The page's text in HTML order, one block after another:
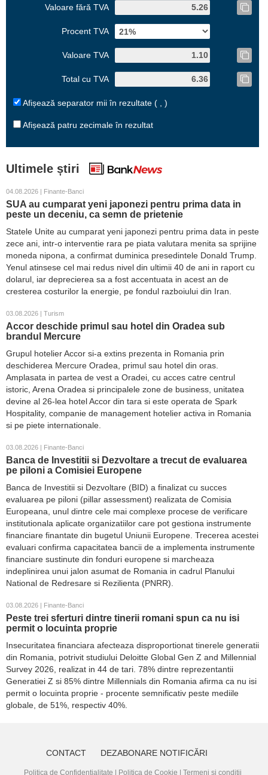
Valoare fără TVA
Procent TVA
Valoare TVA
Total cu TVA
Afișează separator mii în rezultate ( , )
Afișează patru zecimale în rezultat
Ultimele știri
04.08.2026 | Finante-Banci
SUA au cumparat yeni japonezi pentru prima data in
peste un deceniu, ca semn de prietenie
Statele Unite au cumparat yeni japonezi pentru prima data in peste
zece ani, intr-o interventie rara pe piata valutara menita sa sprijine
moneda nipona, a confirmat duminica presedintele Donald Trump.
Yenul atinsese cel mai redus nivel din ultimii 40 de ani in raport cu
dolarul, iar deprecierea sa a fost accentuata in acest an de
cresterea costurilor la energie, pe fondul razboiului din Iran.
03.08.2026 | Turism
Accor deschide primul sau hotel din Oradea sub
brandul Mercure
Grupul hotelier Accor si-a extins prezenta in Romania prin
deschiderea Mercure Oradea, primul sau hotel din oras.
Amplasata in partea de vest a Oradei, cu acces catre centrul
istoric, Arena Oradea si principalele zone de business, unitatea
devine al 26-lea hotel Accor din tara si este operata de Spark
Hospitality, companie de management hotelier activa in Romania
si pe piete internationale.
03.08.2026 | Finante-Banci
Banca de Investitii si Dezvoltare a trecut de evaluarea
pe piloni a Comisiei Europene
Banca de Investitii si Dezvoltare (BID) a finalizat cu succes
evaluarea pe piloni (pillar assessment) realizata de Comisia
Europeana, unul dintre cele mai complexe procese de verificare
institutionala aplicate organizatiilor care pot gestiona instrumente
financiare finantate din bugetul Uniunii Europene. Trecerea acestei
evaluari confirma capacitatea bancii de a implementa instrumente
financiare sustinute din fonduri europene si marcheaza
indeplinirea unui jalon asumat de Romania in cadrul Planului
National de Redresare si Rezilienta (PNRR).
03.08.2026 | Finante-Banci
Peste trei sferturi dintre tinerii romani spun ca nu isi
permit o locuinta proprie
Insecuritatea financiara afecteaza disproportionat tinerele generatii
din Romania, potrivit studiului Deloitte Global Gen Z and Millennial
Survey 2026, realizat in 44 de tari. 78% dintre reprezentantii
Generatiei Z si 85% dintre Millennials din Romania afirma ca nu isi
permit o locuinta proprie - procente semnificativ peste mediile
globale, de 51%, respectiv 40%.
CONTACT DEZABONARE NOTIFICĂRI
Politica de Confidențialitate Politica de Cookie Termeni și condiții